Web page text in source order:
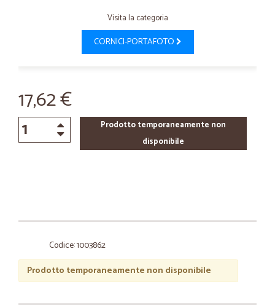
Visita la categoria
CORNICI-PORTAFOTO
17,62 €
Prodotto temporaneamente non
disponibile
Codice: 1003862
Prodotto temporaneamente non disponibile